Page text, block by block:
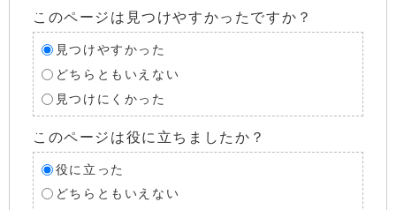
このページは見つけやすかったですか？
見つけやすかった
どちらともいえない
見つけにくかった
このページは役に立ちましたか？
役に立った
どちらともいえない